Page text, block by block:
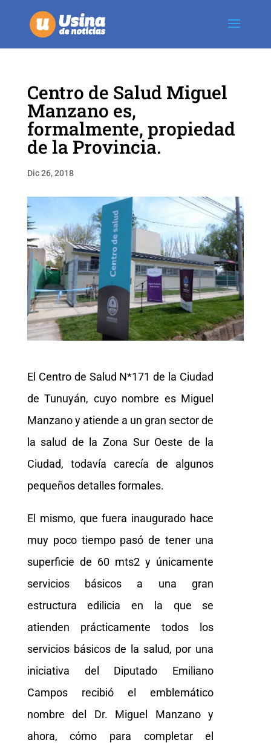
Centro de Salud Miguel
Manzano es,
formalmente, propiedad
de la Provincia.
Dic 26, 2018
El Centro de Salud N*171 de la Ciudad
de Tunuyán, cuyo nombre es Miguel
Manzano y atiende a un gran sector de
la salud de la Zona Sur Oeste de la
Ciudad, todavía carecía de algunos
pequeños detalles formales.
El mismo, que fuera inaugurado hace
muy poco tiempo pasó de tener una
superficie de 60 mts2 y únicamente
servicios básicos a una gran
estructura edilicia en la que se
atienden prácticamente todos los
servicios básicos de la salud, por una
iniciativa del Diputado Emiliano
Campos recibió el emblemático
nombre del Dr. Miguel Manzano y
ahora, cómo para completar el